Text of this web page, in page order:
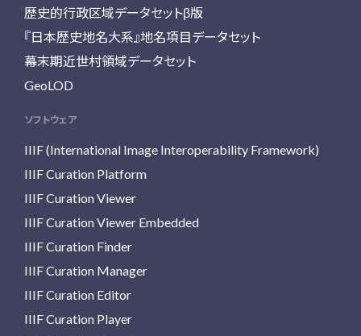
歴史的行政区域データセットβ版
『日本歴史地名大系』地名項目データセット
幕末期近世村領域データセット
GeoLOD
ソフトウェア
IIIF (International Image Interoperability Framework)
IIIF Curation Platform
IIIF Curation Viewer
IIIF Curation Viewer Embedded
IIIF Curation Finder
IIIF Curation Manager
IIIF Curation Editor
IIIF Curation Player